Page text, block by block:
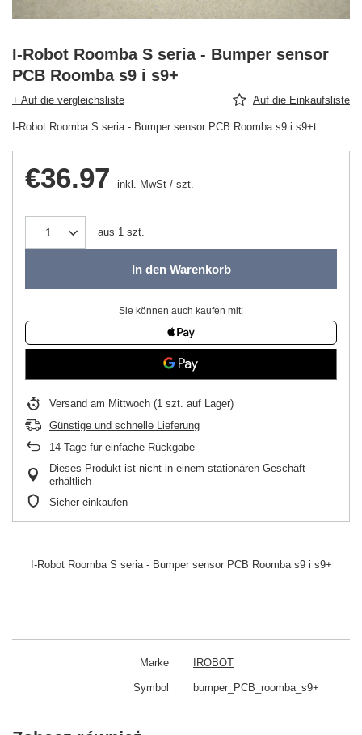
I-Robot Roomba S seria - Bumper sensor
PCB Roomba s9 i s9+
+ Auf die vergleichsliste Auf die Einkaufsliste
I-Robot Roomba S seria - Bumper sensor PCB Roomba s9 i s9+t.
€36.97 inkl. MwSt / szt.
aus 1 szt.
In den Warenkorb
Sie können auch kaufen mit:
Versand am Mittwoch (1 szt. auf Lager)
Günstige und schnelle Lieferung
14 Tage für einfache Rückgabe
Dieses Produkt ist nicht in einem stationären Geschäft
erhältlich
Sicher einkaufen
I-Robot Roomba S seria - Bumper sensor PCB Roomba s9 i s9+
Marke IROBOT
Symbol bumper_PCB_roomba_s9+